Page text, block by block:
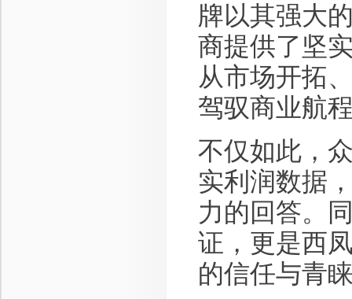
牌以其强大
商提供了坚
从市场开拓
驾驭商业航
不仅如此，
实利润数据
力的回答。
证，更是西
的信任与青